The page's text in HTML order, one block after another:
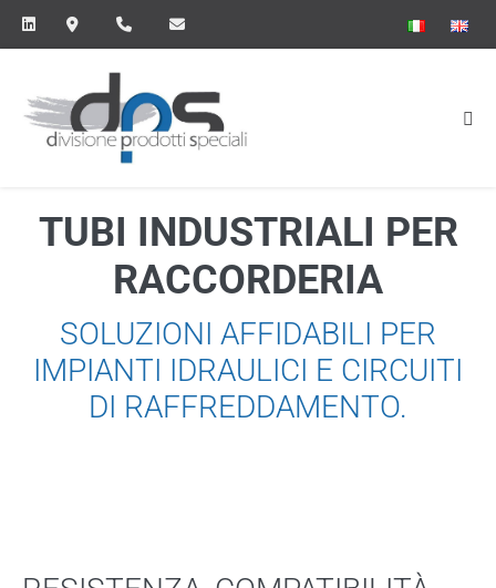
Salta
al
TUBI INDUSTRIALI PER
RACCORDERIA
SOLUZIONI AFFIDABILI PER
IMPIANTI IDRAULICI E CIRCUITI
DI RAFFREDDAMENTO.